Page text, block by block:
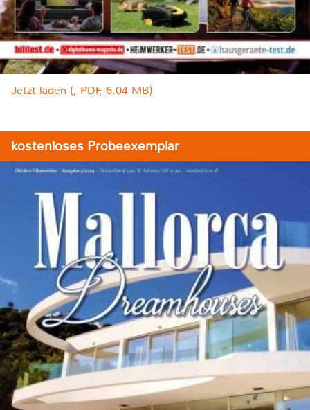
Jetzt laden (, PDF, 6.04 MB)
kostenloses Probeexemplar